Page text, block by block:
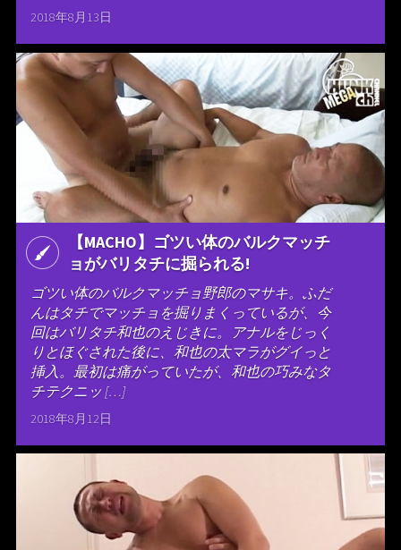
2018年8月13日
【MACHO】ゴツい体のバルクマッチ
ョがバリタチに掘られる!
ゴツい体のバルクマッチョ野郎のマサキ。ふだ
んはタチでマッチョを掘りまくっているが、今
回はバリタチ和也のえじきに。アナルをじっく
りとほぐされた後に、和也の太マラがグイっと
挿入。最初は痛がっていたが、和也の巧みなタ
チテクニッ […]
2018年8月12日